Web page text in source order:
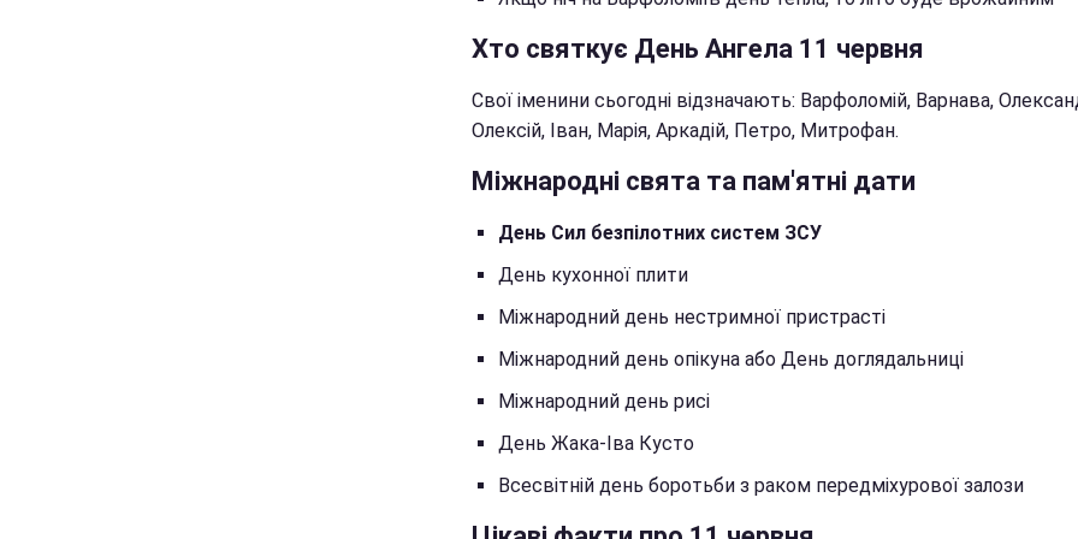
Хто святкує День Ангела 11 червня
Свої іменини сьогодні відзначають: Варфоломій, Варнава,
Олексій, Іван, Марія, Аркадій, Петро, Митрофан.
Міжнародні свята та пам'ятні дати
День Сил безпілотних систем ЗСУ
День кухонної плити
Міжнародний день нестримної пристрасті
Міжнародний день опікуна або День доглядальниці
Міжнародний день рисі
День Жака-Іва Кусто
Всесвітній день боротьби з раком передміхурової залози